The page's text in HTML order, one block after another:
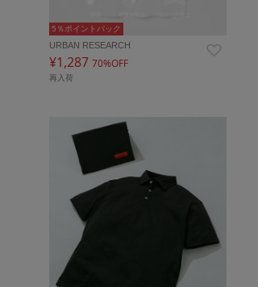
5％ポイントバック
URBAN RESEARCH
¥1,287 70%OFF
再入荷